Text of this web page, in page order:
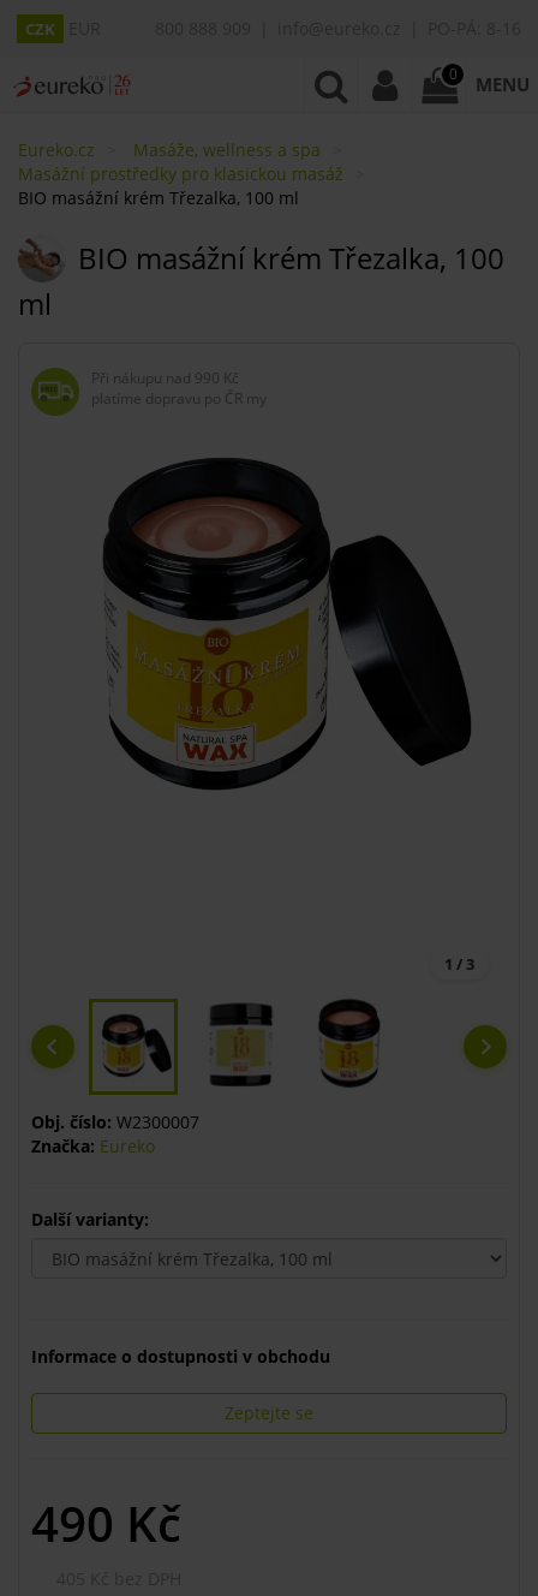
CZK
0 MENU
Eureko.cz
Masáže, wellness a spa
Masážní prostředky pro klasickou masáž
BIO masážní krém Třezalka, 100 ml
BIO masážní krém Třezalka, 100
ml
Při nákupu nad 990 Kč
platíme dopravu po ČR my
1 / 3
Obj. číslo: W2300007
Značka: Eureko
Další varianty:
Informace o dostupnosti v obchodu
Zeptejte se
490 Kč